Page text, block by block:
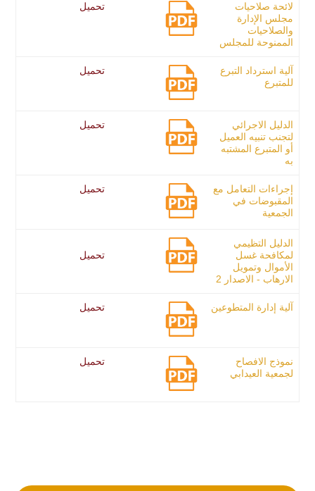
لائحة صلاحيات
مجلس الإدارة
والصلاحيات
الممنوحة للمجلس
تحميل
آلية استرداد التبرع
للمتبرع
تحميل
الدليل الاجرائي
لتجنب تنبيه العميل
أو المتبرع المشتبه
به
تحميل
إجراءات التعامل مع
المقبوضات في
الجمعية
تحميل
الدليل التظيمي
لمكافحة غسل
الأموال وتمويل
الارهاب - الاصدار 2
تحميل
آلية إدارة المتطوعين تحميل
نموذج الافصاح
لجمعية العيدابي
تحميل